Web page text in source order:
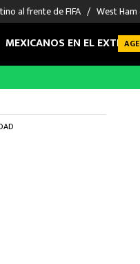
al frente de FIFA West
MEXICANOS EN EL